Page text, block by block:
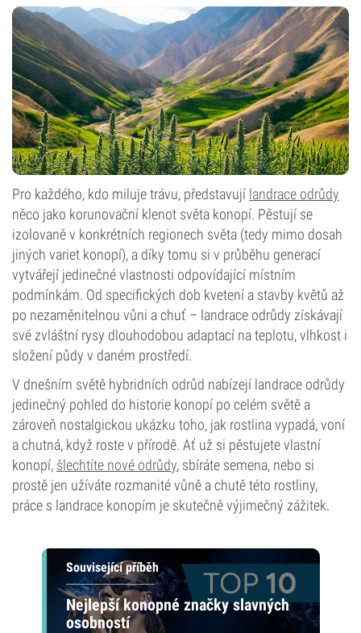
Pro každého, kdo miluje trávu, představují landrace odrůdy
něco jako korunovační klenot světa konopí. Pěstují se
izolovaně v konkrétních regionech světa (tedy mimo dosah
jiných variet konopí), a díky tomu si v průběhu generací
vytvářejí jedinečné vlastnosti odpovídající místním
podmínkám. Od specifických dob kvetení a stavby květů až
po nezaměnitelnou vůni a chuť – landrace odrůdy získávají
své zvláštní rysy dlouhodobou adaptací na teplotu, vlhkost i
složení půdy v daném prostředí.
V dnešním světě hybridních odrůd nabízejí landrace odrůdy
jedinečný pohled do historie konopí po celém světě a
zároveň nostalgickou ukázku toho, jak rostlina vypadá, voní
a chutná, když roste v přírodě. Ať už si pěstujete vlastní
konopí, šlechtíte nové odrůdy, sbíráte semena, nebo si
prostě jen užíváte rozmanité vůně a chutě této rostliny,
práce s landrace konopím je skutečně výjimečný zážitek.
Související příběh
Nejlepší konopné značky slavných
osobností